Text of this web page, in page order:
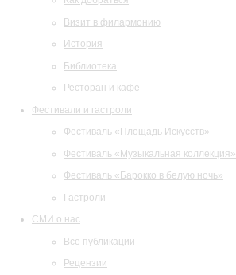
Визит в филармонию
История
Библиотека
Ресторан и кафе
Фестивали и гастроли
Фестиваль «Площадь Искусств»
Фестиваль «Музыкальная коллекция»
Фестиваль «Барокко в белую ночь»
Гастроли
СМИ о нас
Все публикации
Рецензии